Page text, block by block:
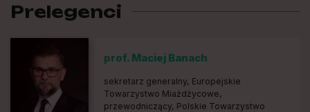
Prelegenci
prof. Maciej Banach
sekretarz generalny, Europejskie
Towarzystwo Miażdżycowe,
przewodniczący, Polskie Towarzystwo